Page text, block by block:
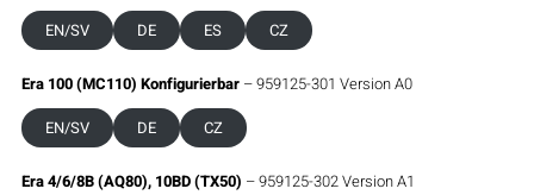
EN/SV
DE ES CZ
Era 100 (MC110) Konfigurierbar– 959125-301 Version A0
EN/SV
DE CZ
Era 4/6/8B (AQ80), 10BD (TX50) – 959125-302 Version A1